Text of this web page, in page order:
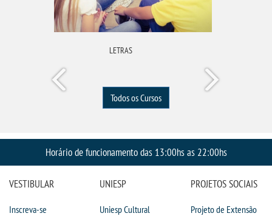
LETRAS
Todos os Cursos
Horário de funcionamento das 13:00hs as 22:00hs
VESTIBULAR
Inscreva-se
UNIESP
Uniesp Cultural
PROJETOS SOCIAIS
Projeto de Extensão